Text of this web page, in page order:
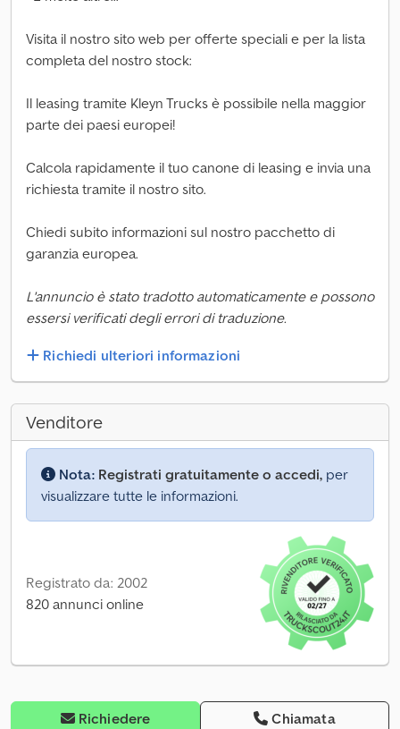
Visita il nostro sito web per offerte speciali e per la lista
completa del nostro stock:
Il leasing tramite Kleyn Trucks è possibile nella maggior
parte dei paesi europei!
Calcola rapidamente il tuo canone di leasing e invia una
richiesta tramite il nostro sito.
Chiedi subito informazioni sul nostro pacchetto di
garanzia europea.
L'annuncio è stato tradotto automaticamente e possono
essersi verificati degli errori di traduzione.
Richiedi ulteriori informazioni
Venditore
Nota: Registrati gratuitamente o accedi, per
visualizzare tutte le informazioni.
Registrato da: 2002
820 annunci online
Richiedere Chiamata